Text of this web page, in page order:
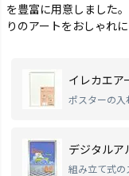
を豊富に用意しました。
りのアートをおしゃれ
イレカエア
ポスターの入
デジタルア
組み立て式の